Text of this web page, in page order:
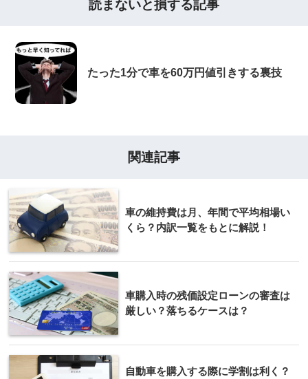
読まないと損する記事
たった1分で車を60万円値引きする裏技
関連記事
車の維持費は月、年間で平均相場い
くら？内訳一覧をもとに解説！
車購入時の残価設定ローンの審査は
厳しい？落ちるケースは？
自動車を購入する際に学割は利く？